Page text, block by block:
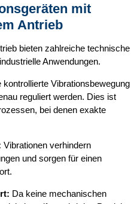
mit
Antrieb
bieten zahlreiche technische
Anwendungen.
kontrollierte Vibrationsbewegung
reguliert werden. Dies ist
bei denen exakte
Vibrationen verhindern
und sorgen für einen
Da keine mechanischen